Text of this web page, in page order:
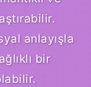
anlayışla
bir